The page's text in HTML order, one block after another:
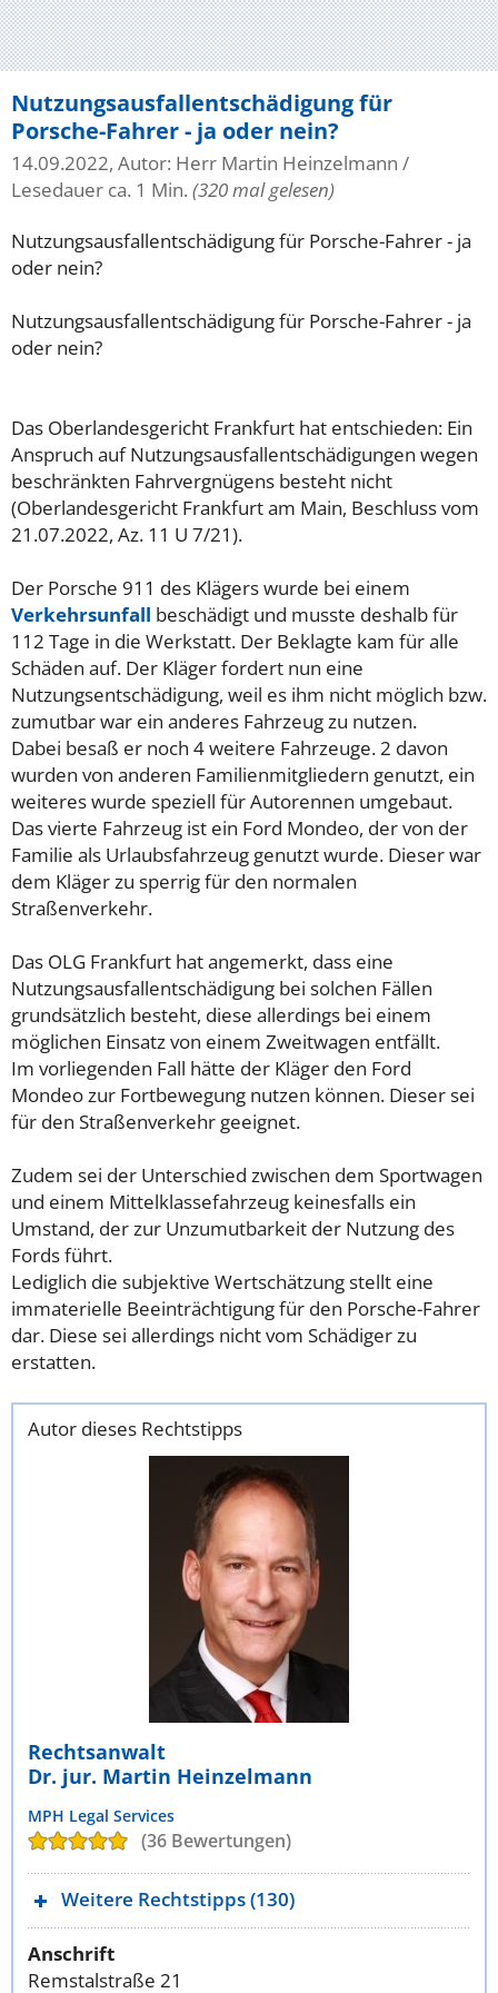
Nutzungsausfallentschädigung für
Porsche-Fahrer - ja oder nein?
14.09.2022, Autor: Herr Martin Heinzelmann /
Lesedauer ca. 1 Min. (320 mal gelesen)
Nutzungsausfallentschädigung für Porsche-Fahrer - ja
oder nein?
Nutzungsausfallentschädigung für Porsche-Fahrer - ja
oder nein?
Das Oberlandesgericht Frankfurt hat entschieden: Ein
Anspruch auf Nutzungsausfallentschädigungen wegen
beschränkten Fahrvergnügens besteht nicht
(Oberlandesgericht Frankfurt am Main, Beschluss vom
21.07.2022, Az. 11 U 7/21).
Der Porsche 911 des Klägers wurde bei einem
Verkehrsunfall beschädigt und musste deshalb für
112 Tage in die Werkstatt. Der Beklagte kam für alle
Schäden auf. Der Kläger fordert nun eine
Nutzungsentschädigung, weil es ihm nicht möglich bzw.
zumutbar war ein anderes Fahrzeug zu nutzen.
Dabei besaß er noch 4 weitere Fahrzeuge. 2 davon
wurden von anderen Familienmitgliedern genutzt, ein
weiteres wurde speziell für Autorennen umgebaut.
Das vierte Fahrzeug ist ein Ford Mondeo, der von der
Familie als Urlaubsfahrzeug genutzt wurde. Dieser war
dem Kläger zu sperrig für den normalen
Straßenverkehr.
Das OLG Frankfurt hat angemerkt, dass eine
Nutzungsausfallentschädigung bei solchen Fällen
grundsätzlich besteht, diese allerdings bei einem
möglichen Einsatz von einem Zweitwagen entfällt.
Im vorliegenden Fall hätte der Kläger den Ford
Mondeo zur Fortbewegung nutzen können. Dieser sei
für den Straßenverkehr geeignet.
Zudem sei der Unterschied zwischen dem Sportwagen
und einem Mittelklassefahrzeug keinesfalls ein
Umstand, der zur Unzumutbarkeit der Nutzung des
Fords führt.
Lediglich die subjektive Wertschätzung stellt eine
immaterielle Beeinträchtigung für den Porsche-Fahrer
dar. Diese sei allerdings nicht vom Schädiger zu
erstatten.
Autor dieses Rechtstipps
Rechtsanwalt
Dr. jur. Martin Heinzelmann
MPH Legal Services
(36 Bewertungen)
Weitere Rechtstipps (130)
Anschrift
Remstalstraße 21